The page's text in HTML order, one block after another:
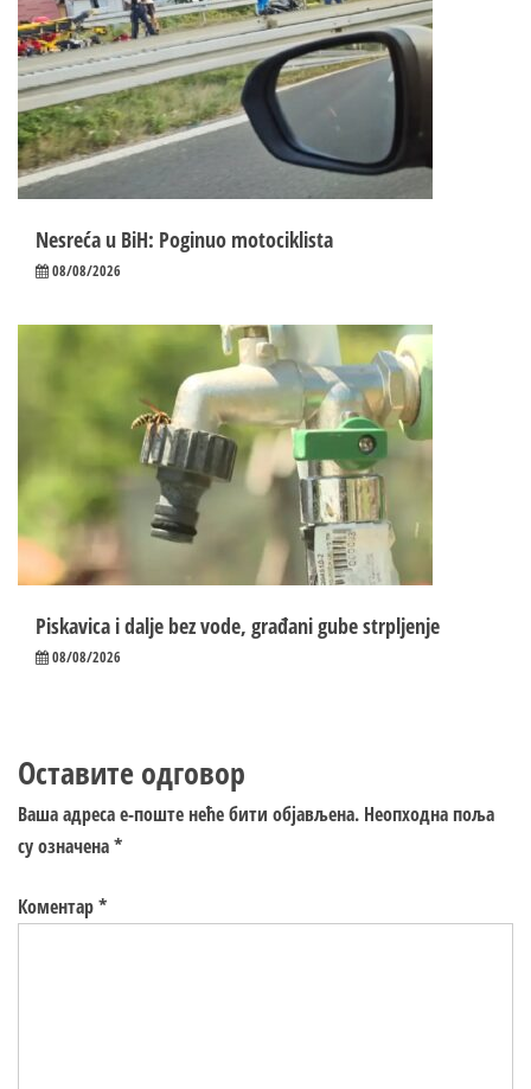
Nesreća u BiH: Poginuo motociklista
08/08/2026
Piskavica i dalje bez vode, građani gube strpljenje
08/08/2026
Оставите одговор
Ваша адреса е-поште неће бити објављена. Неопходна поља
су означена*
Коментар*